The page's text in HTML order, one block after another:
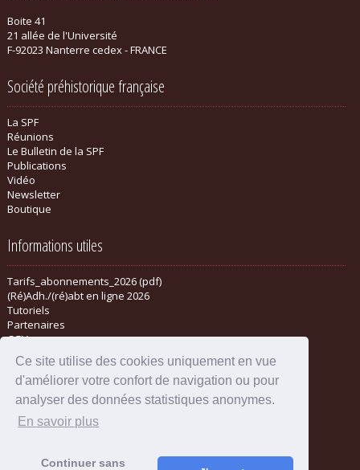
Ce site utilise des cookies uniquement en vue
d'améliorer votre confort de navigation ou pour
analyser des données statistiques anonymes.
En savoir plus
Continuer sans
Boite 41
21 allée de l'Université
F-92023 Nanterre cedex - FRANCE
Société préhistorique française
La SPF
Réunions
Le Bulletin de la SPF
Publications
Vidéo
Newsletter
Boutique
Informations utiles
Tarifs_abonnements_2026 (pdf)
(Ré)Adh./(ré)abt en ligne 2026
Tutoriels
Partenaires
CGV